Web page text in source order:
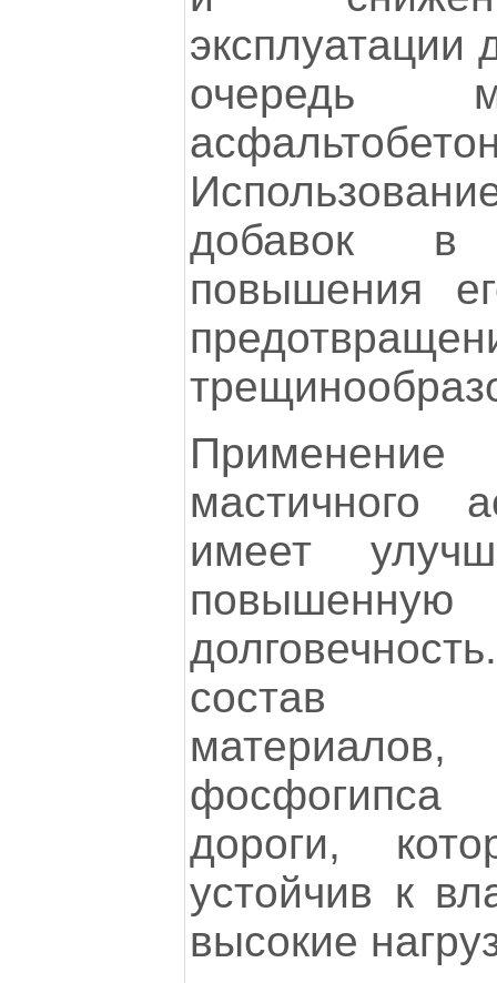
эксплуатации
очередь
добавок в
повышения
мастичного
имеет
состав
дороги,
устойчив к
высокие